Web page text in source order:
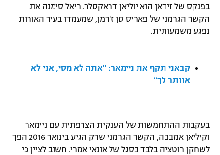
מדיניות פרטיות
רשיון להקרנה פומבית לבית עסק
לוח דרושים – ג'ובנט
תגיות
אומנויות לחימה
גיימינג E-Sports
בפנקס של זידאן הוא יוליאן דראקסלר. ריאל סימנה את
הקשר הגרמני של פאריס סן ז'רמן, שמעמדו בעיר האורות
נפגע משמעותית.
קבאני תקף את ניימאר: "אתה לא מסי, אני לא
אוותר לך"
בעקבות ההתחמשות של הענקית הצרפתית עם ניימאר
וקיליאן אמבפה, הקשר הגרמני שרק הגיע בינואר 2016 הפך
לשחקן רוטציה בלבד בסגל של אונאי אמרי. חשוב לציין כי